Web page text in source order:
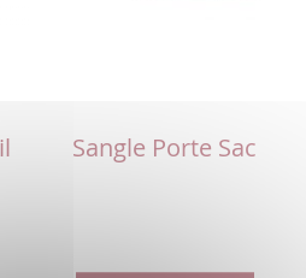
Sangle Porte Sac